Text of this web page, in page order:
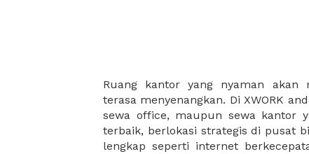
Ruang kantor yang nyaman akan
terasa menyenangkan. Di XWORK
sewa office, maupun sewa kantor
terbaik, berlokasi strategis di pusat
lengkap seperti internet
legalitas usaha baru Anda, seperti
Perusahaan, Surat Izin Usaha
pendirian PT maupun akte
Sewa ruang kantor XWORK juga
kantor Anda, karena anda dapat